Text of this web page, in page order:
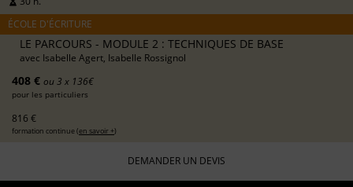
ÉCOLE D'ÉCRITURE
LE PARCOURS - MODULE 2 : TECHNIQUES DE BASE
avec Isabelle Agert, Isabelle Rossignol
408 € ou 3 x 136€
pour les particuliers
816 €
formation continue (en savoir +)
DEMANDER UN DEVIS